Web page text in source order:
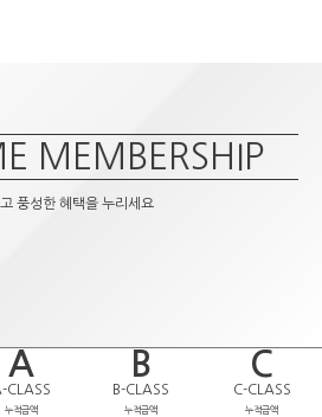
MEMBERSHIP
풍성한 혜택을 누리세요
A B C
CLASS B-CLASS C-CLASS
누적금액 누적금액 누적금액